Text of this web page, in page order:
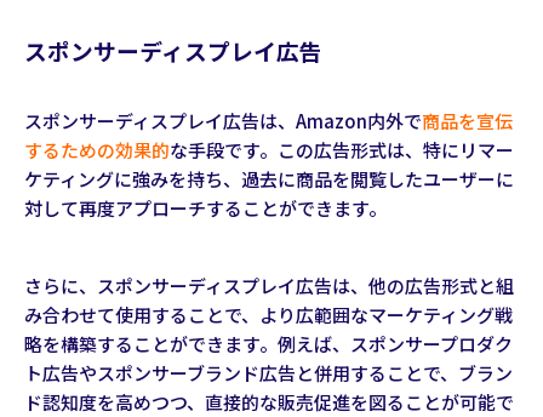
スポンサーディスプレイ広告
スポンサーディスプレイ広告は、Amazon内外で商品を宣伝
するための効果的な手段です。この広告形式は、特にリマー
ケティングに強みを持ち、過去に商品を閲覧したユーザーに
対して再度アプローチすることができます。
さらに、スポンサーディスプレイ広告は、他の広告形式と組
み合わせて使用することで、より広範囲なマーケティング戦
略を構築することができます。例えば、スポンサープロダク
ト広告やスポンサーブランド広告と併用することで、ブラン
ド認知度を高めつつ、直接的な販売促進を図ることが可能で